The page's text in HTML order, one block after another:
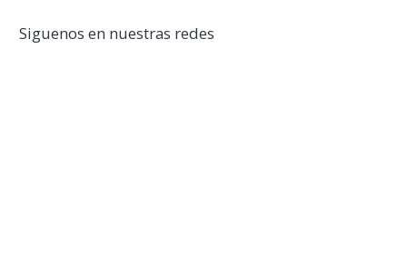
Siguenos en nuestras redes